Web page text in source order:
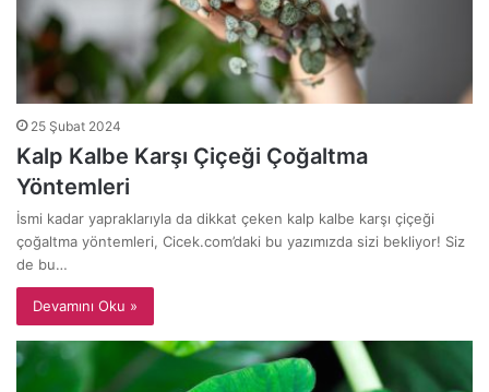
25 Şubat 2024
Kalp Kalbe Karşı Çiçeği Çoğaltma
Yöntemleri
İsmi kadar yapraklarıyla da dikkat çeken kalp kalbe karşı çiçeği
çoğaltma yöntemleri, Cicek.com’daki bu yazımızda sizi bekliyor! Siz
de bu…
Devamını Oku »